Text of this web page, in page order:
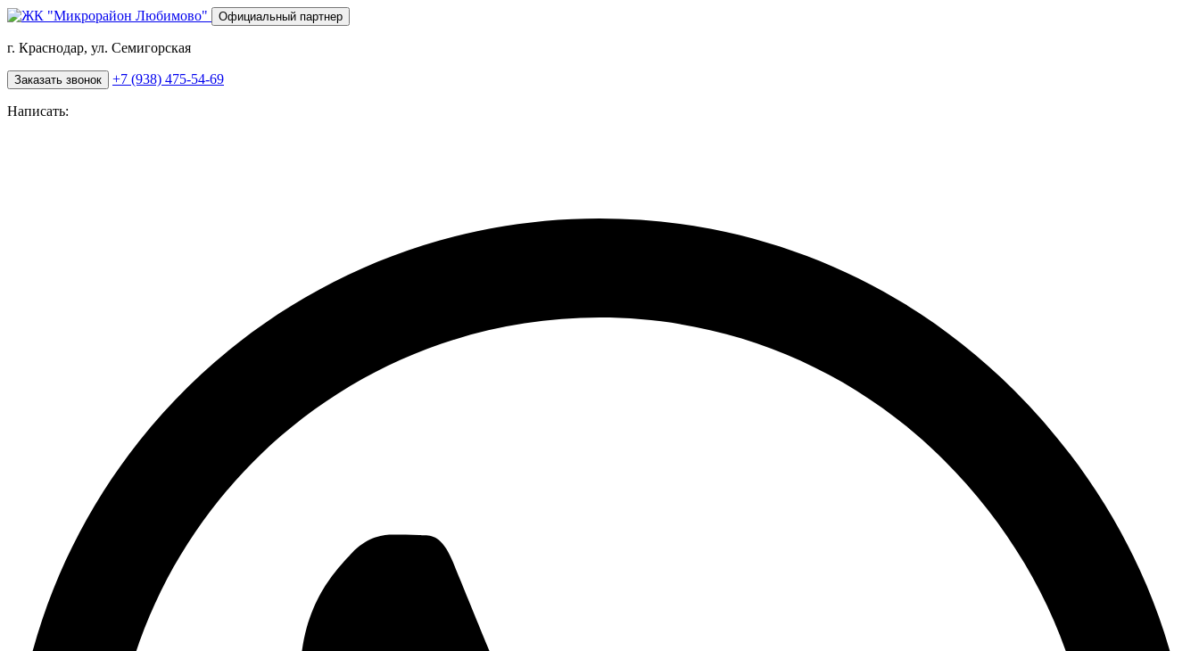
Перейти
основному
Официальный партнер
г. Краснодар, ул. Семигорская
Заказать звонок +7 (938) 475-54-69
Написать: